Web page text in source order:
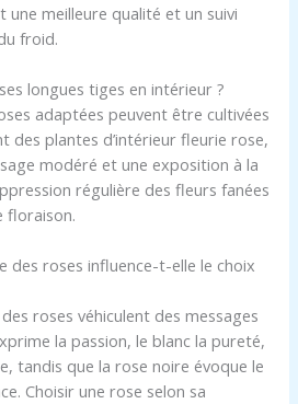
meilleure qualité et un suivi
froid.
longues tiges en intérieur ?
adaptées peuvent être cultivées
des plantes d’intérieur fleurie rose,
modéré et une exposition à la
régulière des fleurs fanées
floraison.
des roses influence-t-elle le choix
roses véhiculent des messages
la passion, le blanc la pureté,
tandis que la rose noire évoque le
Choisir une rose selon sa